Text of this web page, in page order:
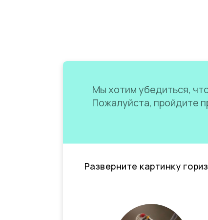
Мы хотим убедиться,
Пожалуйста, пройдите
Разверните картинку